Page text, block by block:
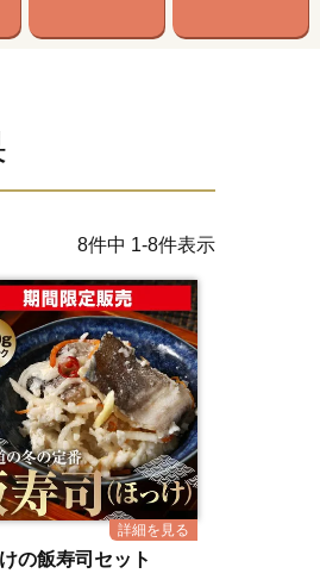
8件中 1-8件表示
の飯寿司セット